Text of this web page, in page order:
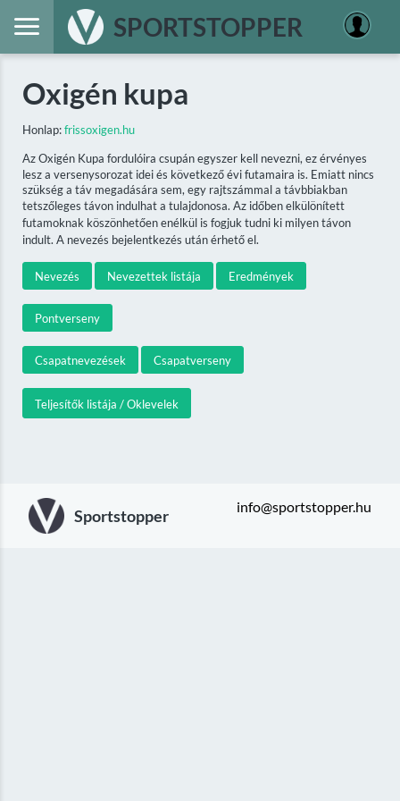
SPORTSTOPPER
Oxigén kupa
Honlap:frissoxigen.hu
Az Oxigén Kupa fordulóira csupán egyszer kell nevezni, ez érvényes
lesz a versenysorozat idei és következő évi futamaira is. Emiatt nincs
szükség a táv megadására sem, egy rajtszámmal a távbbiakban
tetszőleges távon indulhat a tulajdonosa. Az időben elkülönített
futamoknak köszönhetően enélkül is fogjuk tudni ki milyen távon
indult. A nevezés bejelentkezés után érhető el.
Nevezés Nevezettek listája Eredmények
Pontverseny
Csapatnevezések Csapatverseny
Teljesítők listája / Oklevelek
Sportstopper info@sportstopper.hu